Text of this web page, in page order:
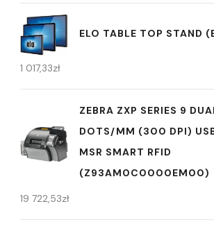
ELO TABLE TOP STAND
1 017,33zł
ZEBRA ZXP SERIES 9
DOTS/MM (300 DPI)
MSR SMART RFID
(Z93AM0C0000EM00)
19 722,53zł